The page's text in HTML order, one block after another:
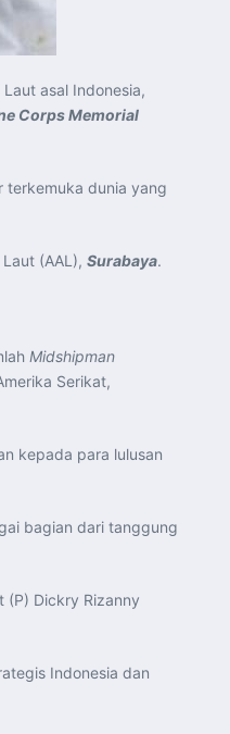
asal Indonesia,
Corps Memorial
terkemuka dunia yang
(AAL), Surabaya.
Midshipman
Serikat,
kepada para lulusan
bagian dari tanggung
(P) Dickry Rizanny
Indonesia dan